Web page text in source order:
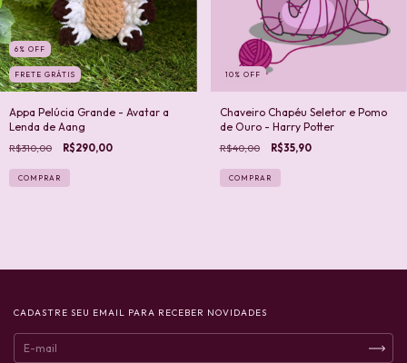
6 % OFF
FRETE GRÁTIS
Appa Pelúcia Grande - Avatar a
Lenda de Aang
R$310,00 R$290,00
10 % OFF
Chaveiro Chapéu Seletor e Pomo
de Ouro - Harry Potter
R$40,00 R$35,90
COMPRAR
CADASTRE SEU EMAIL PARA RECEBER NOVIDADES